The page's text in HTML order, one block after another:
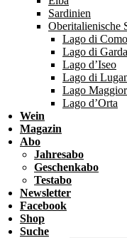
Sardinien
Oberitalienische
Lago di Como
Lago di Garda
Lago d’Iseo
Lago di
Lago
Lago d’Orta
Wein
Magazin
Abo
Jahresabo
Geschenkabo
Testabo
Newsletter
Facebook
Shop
Suche